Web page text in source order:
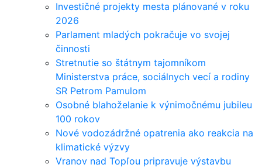
Investičné projekty mesta plánované v roku
2026
Parlament mladých pokračuje vo svojej
činnosti
Stretnutie so štátnym tajomníkom
Ministerstva práce, sociálnych vecí a rodiny
SR Petrom Pamulom
Osobné blahoželanie k výnimočnému jubileu
100 rokov
Nové vodozádržné opatrenia ako reakcia na
klimatické výzvy
Vranov nad Topľou pripravuje výstavbu